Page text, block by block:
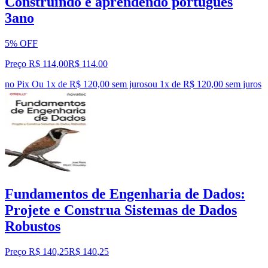
3ano
5% OFF
Preço R$ 114,00R$ 114,00
no Pix Ou 1x de R$ 120,00 sem jurosou 1x de R$ 120,00 sem juros
Fundamentos de Engenharia de Dados:
Projete e Construa Sistemas de Dados
Robustos
Preço R$ 140,25R$ 140,25